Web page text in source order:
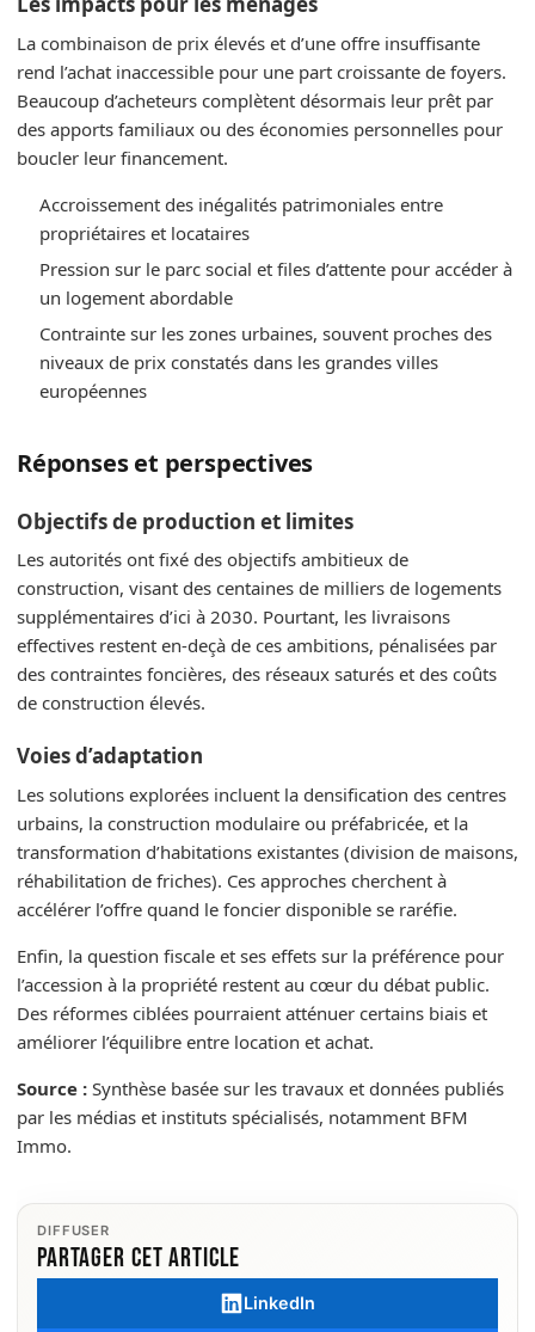
La combinaison de prix élevés et d’une offre insuffisante
rend l’achat inaccessible pour une part croissante de foyers.
Beaucoup d’acheteurs complètent désormais leur prêt par
des apports familiaux ou des économies personnelles pour
boucler leur financement.
Accroissement des inégalités patrimoniales entre
propriétaires et locataires
Pression sur le parc social et files d’attente pour accéder à
un logement abordable
Contrainte sur les zones urbaines, souvent proches des
niveaux de prix constatés dans les grandes villes
européennes
Réponses et perspectives
Objectifs de production et limites
Les autorités ont fixé des objectifs ambitieux de
construction, visant des centaines de milliers de logements
supplémentaires d’ici à 2030. Pourtant, les livraisons
effectives restent en-deçà de ces ambitions, pénalisées par
des contraintes foncières, des réseaux saturés et des coûts
de construction élevés.
Voies d’adaptation
Les solutions explorées incluent la densification des centres
urbains, la construction modulaire ou préfabricée, et la
transformation d’habitations existantes (division de maisons,
réhabilitation de friches). Ces approches cherchent à
accélérer l’offre quand le foncier disponible se raréfie.
Enfin, la question fiscale et ses effets sur la préférence pour
l’accession à la propriété restent au cœur du débat public.
Des réformes ciblées pourraient atténuer certains biais et
améliorer l’équilibre entre location et achat.
Source : Synthèse basée sur les travaux et données publiés
par les médias et instituts spécialisés, notamment BFM
Immo.
DIFFUSER
Partager cet article
LinkedIn